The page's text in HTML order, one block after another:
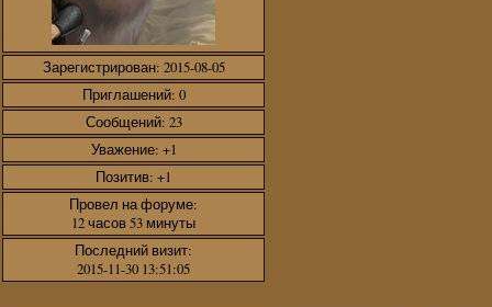
Зарегистрирован: 2015-08-05
Приглашений: 0
Сообщений: 23
Уважение: +1
Позитив: +1
Провел на форуме:
12 часов 53 минуты
Последний визит:
2015-11-30 13:51:05